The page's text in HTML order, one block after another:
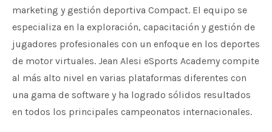
marketing y gestión deportiva Compact. El equipo se
especializa en la exploración, capacitación y gestión de
jugadores profesionales con un enfoque en los deportes
de motor virtuales. Jean Alesi eSports Academy compite
al más alto nivel en varias plataformas diferentes con
una gama de software y ha logrado sólidos resultados
en todos los principales campeonatos internacionales.